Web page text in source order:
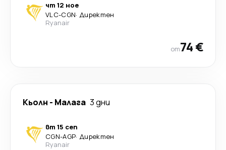
чт 12 ное
VLC-CGN· Директен
Ryanair
от74 €
Кьолн - Малага 3 дни
вт 15 сеп
CGN-AGP· Директен
Ryanair